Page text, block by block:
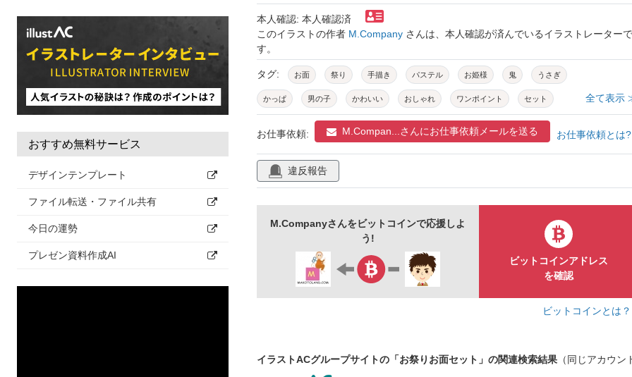
おすすめ無料サービス
デザインテンプレート
ファイル転送・ファイル共有
今日の運勢
プレゼン資料作成AI
本人確認: 本人確認済
このイラストの作者 M.Company さんは、本人確認が済んでいるイラストレーターで
す。
タグ: お面 祭り 手描き パステル お姫様 鬼 うさぎ
かっぱ 男の子 かわいい おしゃれ ワンポイント セット 全て表示
お仕事依頼: M.Compan...さんにお仕事依頼メールを送る お仕事依頼とは
違反報告
M.Companyさんをビットコインで応援しよ
う!
ビットコインアドレス
を確認
ビットコインとは
イラストACグループサイトの「お祭りお面セット」の関連検索結果 （同じアカウ